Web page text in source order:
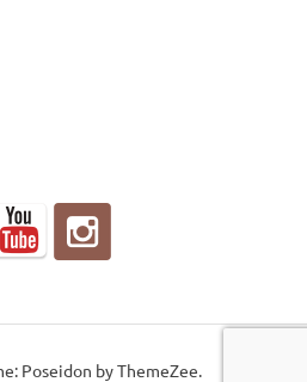
Poseidon by ThemeZee.